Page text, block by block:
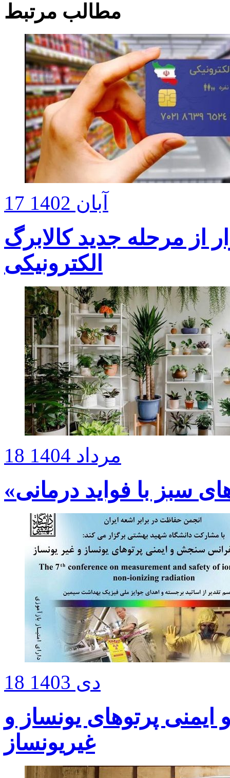
مطالب مرتبط
17 آبان 1402
خانوار از مرحله جدید کالابرگ
الکترونیکی
18 مرداد 1404
18 دی 1403
پرتوهای یونساز و
غیریونساز